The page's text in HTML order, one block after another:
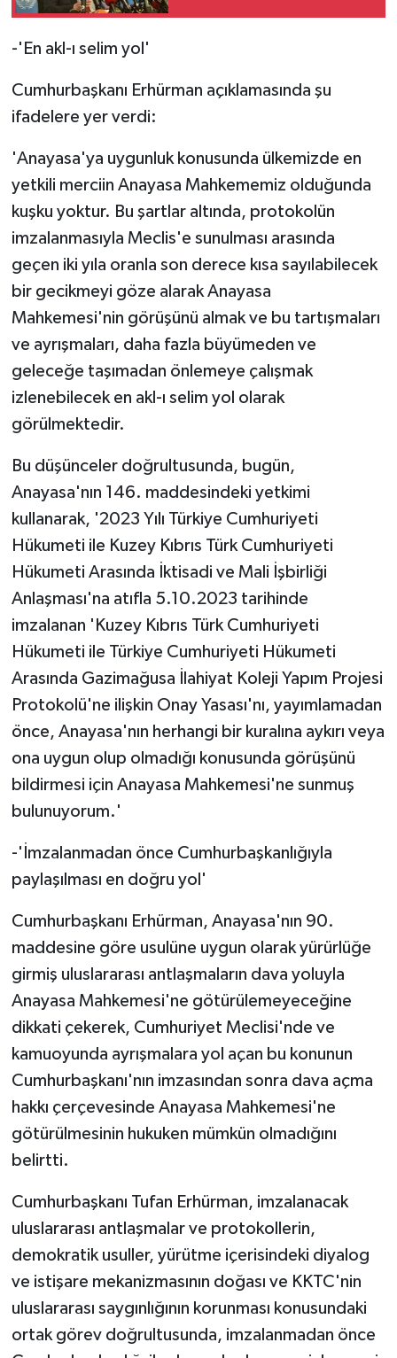
-'En akl-ı selim yol'
Cumhurbaşkanı Erhürman açıklamasında şu
ifadelere yer verdi:
'Anayasa'ya uygunluk konusunda ülkemizde en
yetkili merciin Anayasa Mahkememiz olduğunda
kuşku yoktur. Bu şartlar altında, protokolün
imzalanmasıyla Meclis'e sunulması arasında
geçen iki yıla oranla son derece kısa sayılabilecek
bir gecikmeyi göze alarak Anayasa
Mahkemesi'nin görüşünü almak ve bu tartışmaları
ve ayrışmaları, daha fazla büyümeden ve
geleceğe taşımadan önlemeye çalışmak
izlenebilecek en akl-ı selim yol olarak
görülmektedir.
Bu düşünceler doğrultusunda, bugün,
Anayasa'nın 146. maddesindeki yetkimi
kullanarak, '2023 Yılı Türkiye Cumhuriyeti
Hükumeti ile Kuzey Kıbrıs Türk Cumhuriyeti
Hükumeti Arasında İktisadi ve Mali İşbirliği
Anlaşması'na atıfla 5.10.2023 tarihinde
imzalanan 'Kuzey Kıbrıs Türk Cumhuriyeti
Hükumeti ile Türkiye Cumhuriyeti Hükumeti
Arasında Gazimağusa İlahiyat Koleji Yapım Projesi
Protokolü'ne ilişkin Onay Yasası'nı, yayımlamadan
önce, Anayasa'nın herhangi bir kuralına aykırı veya
ona uygun olup olmadığı konusunda görüşünü
bildirmesi için Anayasa Mahkemesi'ne sunmuş
bulunuyorum.'
-'İmzalanmadan önce Cumhurbaşkanlığıyla
paylaşılması en doğru yol'
Cumhurbaşkanı Erhürman, Anayasa'nın 90.
maddesine göre usulüne uygun olarak yürürlüğe
girmiş uluslararası antlaşmaların dava yoluyla
Anayasa Mahkemesi'ne götürülemeyeceğine
dikkati çekerek, Cumhuriyet Meclisi'nde ve
kamuoyunda ayrışmalara yol açan bu konunun
Cumhurbaşkanı'nın imzasından sonra dava açma
hakkı çerçevesinde Anayasa Mahkemesi'ne
götürülmesinin hukuken mümkün olmadığını
belirtti.
Cumhurbaşkanı Tufan Erhürman, imzalanacak
uluslararası antlaşmalar ve protokollerin,
demokratik usuller, yürütme içerisindeki diyalog
ve istişare mekanizmasının doğası ve KKTC'nin
uluslararası saygınlığının korunması konusundaki
ortak görev doğrultusunda, imzalanmadan önce